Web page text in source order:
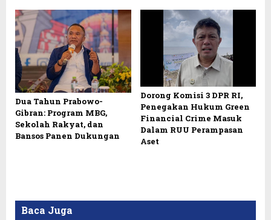
Dua Tahun Prabowo-
Gibran: Program MBG,
Sekolah Rakyat, dan
Bansos Panen Dukungan
Dorong Komisi 3 DPR RI,
Penegakan Hukum Green
Financial Crime Masuk
Dalam RUU Perampasan
Aset
Baca Juga